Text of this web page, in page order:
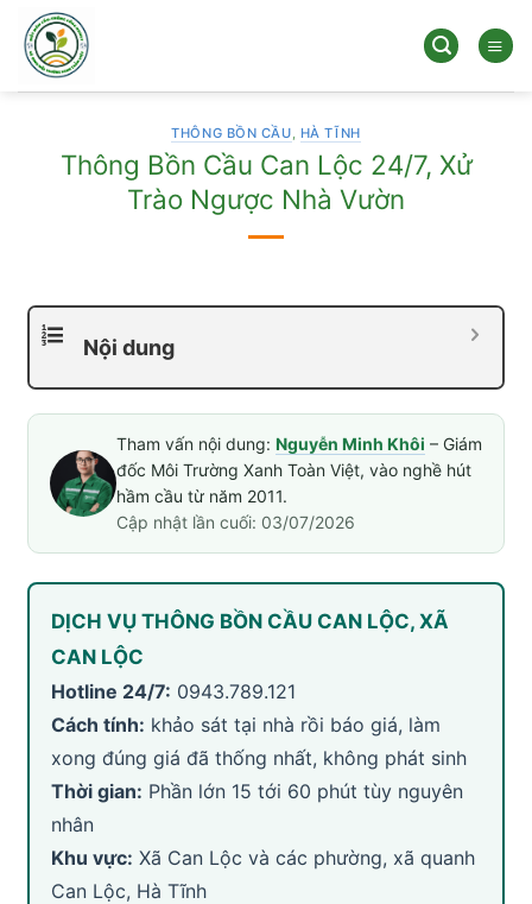
qua
dung
THÔNG BỒN CẦU, HÀ TĨNH
Thông Bồn Cầu Can Lộc 24/7, Xử
Trào Ngược Nhà Vườn
Nội dung
Tham vấn nội dung: Nguyễn Minh Khôi – Giám
đốc Môi Trường Xanh Toàn Việt, vào nghề hút
hầm cầu từ năm 2011.
Cập nhật lần cuối: 03/07/2026
DỊCH VỤ THÔNG BỒN CẦU CAN LỘC, XÃ
CAN LỘC
Hotline 24/7: 0943.789.121
Cách tính: khảo sát tại nhà rồi báo giá, làm
xong đúng giá đã thống nhất, không phát sinh
Thời gian: Phần lớn 15 tới 60 phút tùy nguyên
nhân
Khu vực: Xã Can Lộc và các phường, xã quanh
Can Lộc, Hà Tĩnh